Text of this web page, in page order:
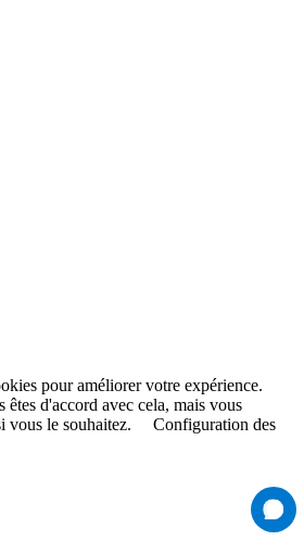
pour améliorer votre expérience.
êtes d'accord avec cela, mais vous
vous le souhaitez.
Configuration des